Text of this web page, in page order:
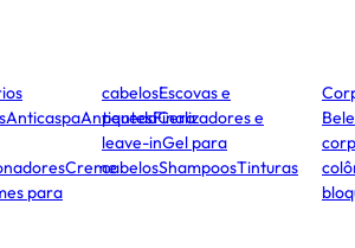
AnticaspaAntiquedaCera
Creme
para
cabelosEscovas e
pentesFinalizadores e
leave-inGel para
cabelosShampoosTinturas